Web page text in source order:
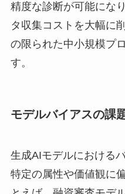
精度な診断が可能にな
タ収集コストを大幅に
の限られた中小規模プ
す。
モデルバイアスの課
生成AIモデルにおける
特定の属性や価値観に